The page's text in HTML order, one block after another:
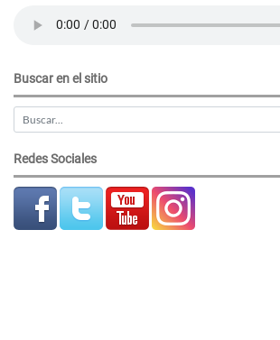
Buscar en el sitio
Redes Sociales